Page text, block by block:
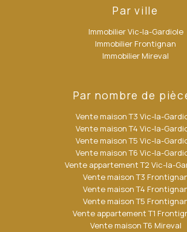
Par ville
Immobilier Vic-la-Gardiole
Immobilier Frontignan
Immobilier Mireval
Par nombre de
Vente maison T3 Vic-la-
Vente maison T4 Vic-la-
Vente maison T5 Vic-la-
Vente maison T6 Vic-la-
Vente appartement T2 Vic-la-
Vente maison T3
Vente maison T4
Vente maison T5
Vente appartement T1
Vente maison T6 Mireval